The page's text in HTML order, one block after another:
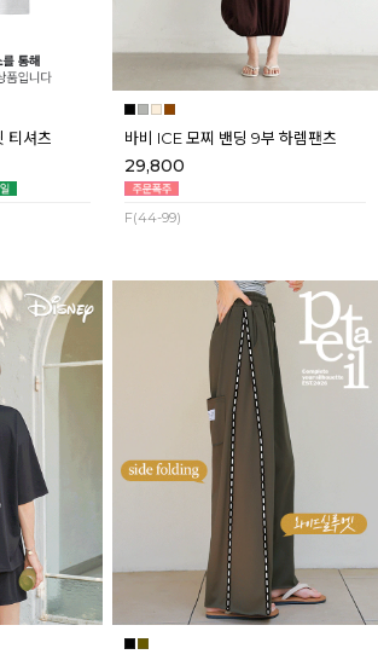
티셔츠 바비 ICE 모찌 밴딩 9부 하렘팬츠
29,800
F(44-99)